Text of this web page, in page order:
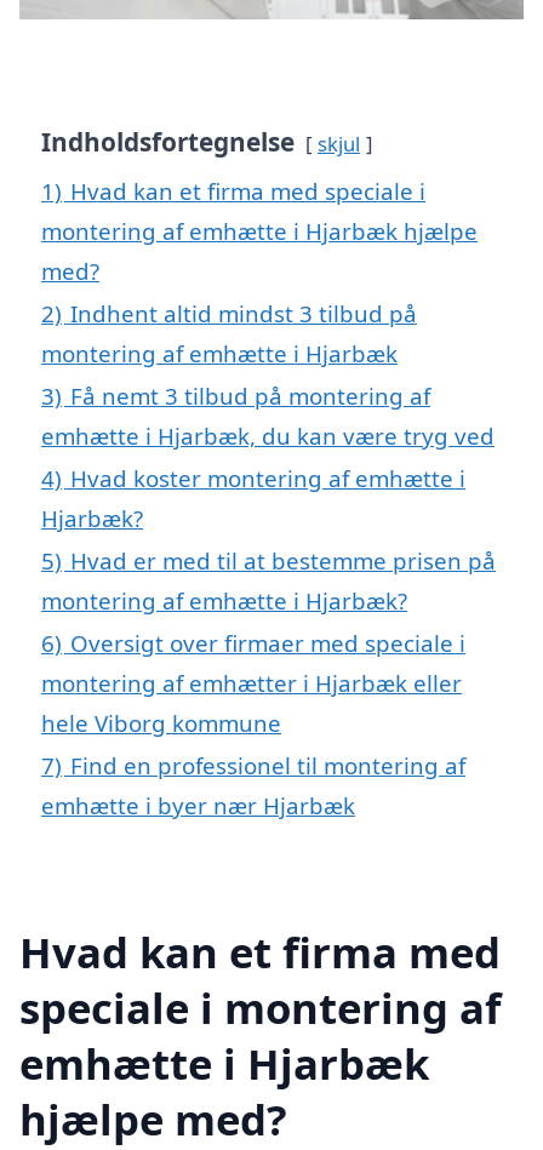
Indholdsfortegnelse skjul
1) Hvad kan et firma med speciale i
montering af emhætte i Hjarbæk hjælpe
med?
2) Indhent altid mindst 3 tilbud på
montering af emhætte i Hjarbæk
3) Få nemt 3 tilbud på montering af
emhætte i Hjarbæk, du kan være tryg ved
4) Hvad koster montering af emhætte i
Hjarbæk?
5) Hvad er med til at bestemme prisen på
montering af emhætte i Hjarbæk?
6) Oversigt over firmaer med speciale i
montering af emhætter i Hjarbæk eller
hele Viborg kommune
7) Find en professionel til montering af
emhætte i byer nær Hjarbæk
Hvad kan et firma med
speciale i montering af
emhætte i Hjarbæk
hjælpe med?